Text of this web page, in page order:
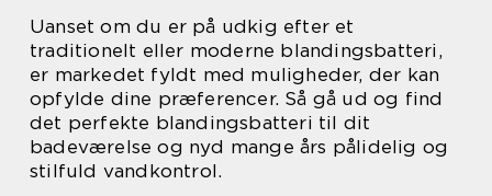
Uanset om du er på udkig efter et
traditionelt eller moderne blandingsbatteri,
er markedet fyldt med muligheder, der kan
opfylde dine præferencer. Så gå ud og find
det perfekte blandingsbatteri til dit
badeværelse og nyd mange års pålidelig og
stilfuld vandkontrol.